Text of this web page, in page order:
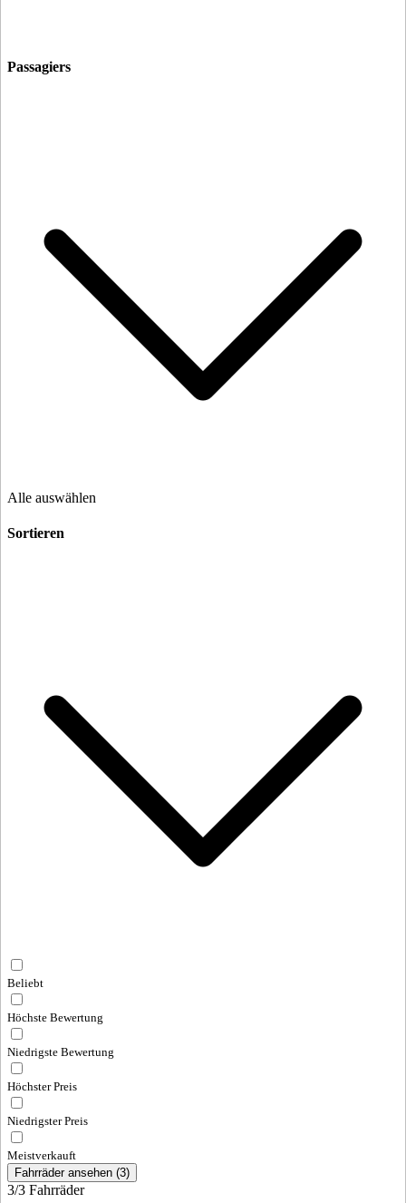
Passagiers
Alle auswählen
Sortieren
Beliebt
Höchste Bewertung
Niedrigste Bewertung
Höchster Preis
Niedrigster Preis
Meistverkauft
Fahrräder ansehen (3)
3/3 Fahrräder